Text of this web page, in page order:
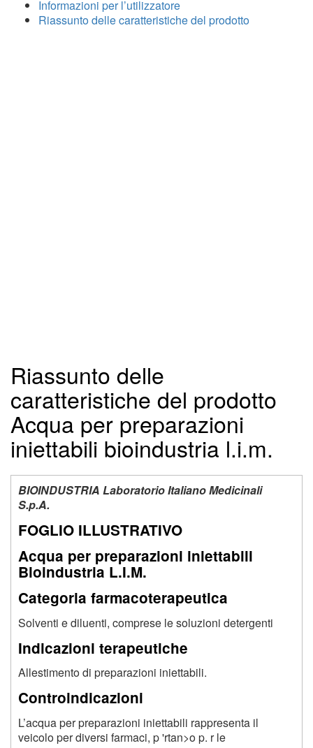
Informazioni per l’utilizzatore
Riassunto delle caratteristiche del prodotto
Riassunto delle
caratteristiche del prodotto
Acqua per preparazioni
iniettabili bioindustria l.i.m.
BIOINDUSTRIA Laboratorio Italiano Medicinali
S.p.A.
FOGLIO ILLUSTRATIVO
Acqua per preparazioni iniettabili
Bioindustria L.I.M.
Categoria farmacoterapeutica
Solventi e diluenti, comprese le soluzioni detergenti
Indicazioni terapeutiche
Allestimento di preparazioni iniettabili.
Controindicazioni
L’acqua per preparazioni iniettabili rappresenta il
veicolo per diversi farmaci, p 'rtan>o p. r le